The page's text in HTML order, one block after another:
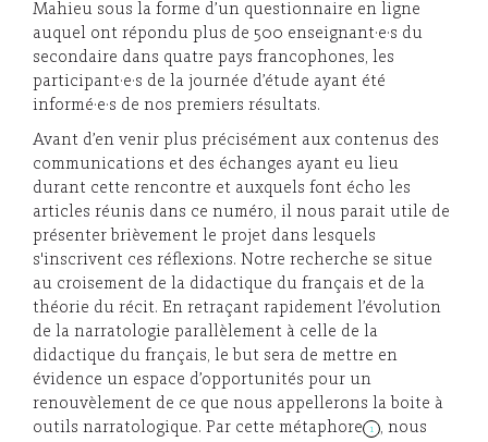
Mahieu sous la forme d’un questionnaire en ligne
auquel ont répondu plus de 500 enseignant·e·s du
secondaire dans quatre pays francophones, les
participant·e·s de la journée d’étude ayant été
informé·e·s de nos premiers résultats.
Avant d’en venir plus précisément aux contenus des
communications et des échanges ayant eu lieu
durant cette rencontre et auxquels font écho les
articles réunis dans ce numéro, il nous parait utile de
présenter brièvement le projet dans lesquels
s'inscrivent ces réflexions. Notre recherche se situe
au croisement de la didactique du français et de la
théorie du récit. En retraçant rapidement l’évolution
de la narratologie parallèlement à celle de la
didactique du français, le but sera de mettre en
évidence un espace d’opportunités pour un
renouvèlement de ce que nous appellerons la boite à
outils narratologique. Par cette métaphore
1
, nous